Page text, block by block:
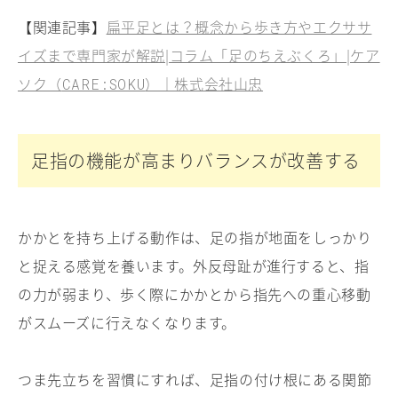
【関連記事】 扁平足とは？概念から歩き方やエクササ
イズまで専門家が解説|コラム「足のちえぶくろ」|ケア
ソク（CARE:SOKU）｜株式会社山忠
足指の機能が高まりバランスが改善する
かかとを持ち上げる動作は、足の指が地面をしっかり
と捉える感覚を養います。外反母趾が進行すると、指
の力が弱まり、歩く際にかかとから指先への重心移動
がスムーズに行えなくなります。
つま先立ちを習慣にすれば、足指の付け根にある関節